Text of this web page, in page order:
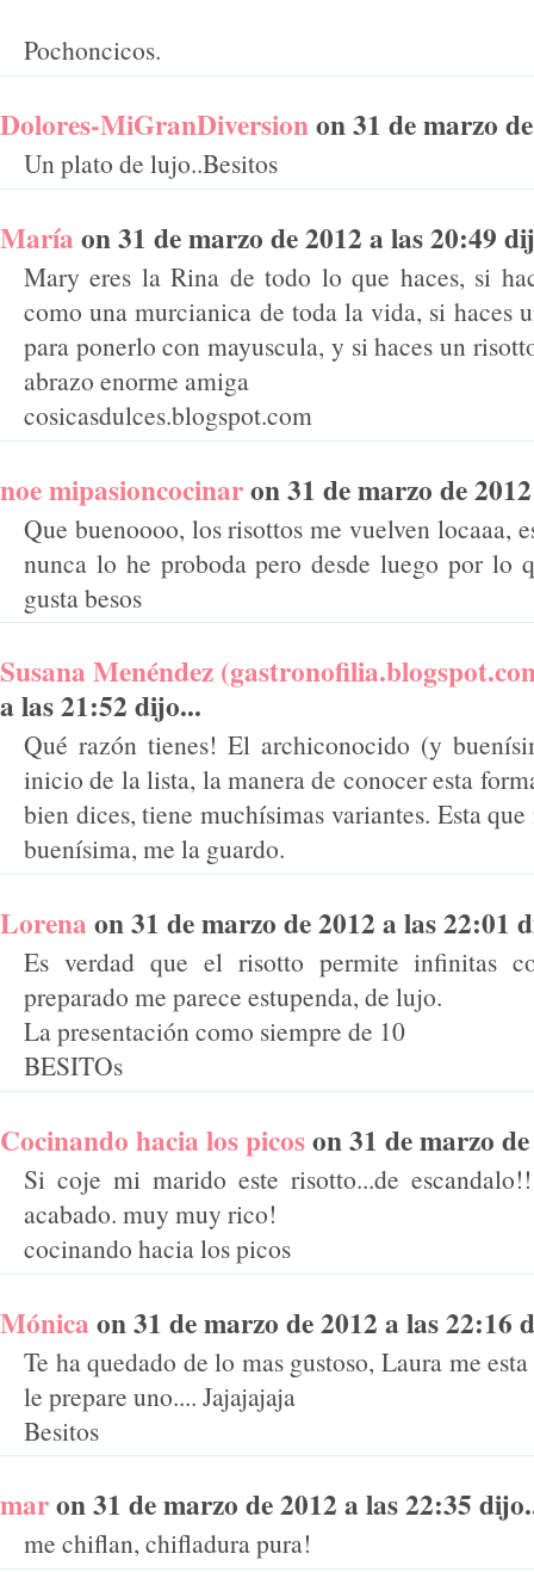
Pochoncicos.
Dolores-MiGranDiversionon 31 de marzo
Un plato de lujo..Besitos
María on 31 de marzo de 2012 a las 20:49
Mary eres la Rina de todo lo que haces, si
como una murcianica de toda la vida, si haces
para ponerlo con mayuscula, y si haces un
abrazo enorme amiga
cosicasdulces.blogspot.com
noe mipasioncocinaron 31 de marzo de
Que buenoooo, los risottos me vuelven locaaa,
nunca lo he proboda pero desde luego por lo
gusta besos
Susana Menéndez
a las 21:52 dijo...
Qué razón tienes! El archiconocido (y
inicio de la lista, la manera de conocer esta
bien dices, tiene muchísimas variantes. Esta
buenísima, me la guardo.
Lorena on 31 de marzo de 2012 a las 22:01
Es verdad que el risotto permite infinitas
preparado me parece estupenda, de lujo.
La presentación como siempre de 10
BESITOs
Cocinando hacia los picoson 31 de marzo
Si coje mi marido este risotto...de
acabado. muy muy rico!
cocinando hacia los picos
Mónica on 31 de marzo de 2012 a las 22:16
Te ha quedado de lo mas gustoso, Laura me
le prepare uno.... Jajajajaja
Besitos
maron 31 de marzo de 2012 a las 22:35
me chiflan, chifladura pura!